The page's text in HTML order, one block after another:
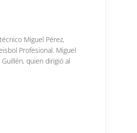
Miguel Pérez,
Profesional. Miguel
quien dirigió al